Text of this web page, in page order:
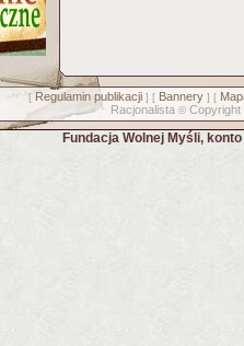
[ Regulamin publikacji] [ Bannery] [
Racjonalista © Copyright
Fundacja Wolnej Myśli,